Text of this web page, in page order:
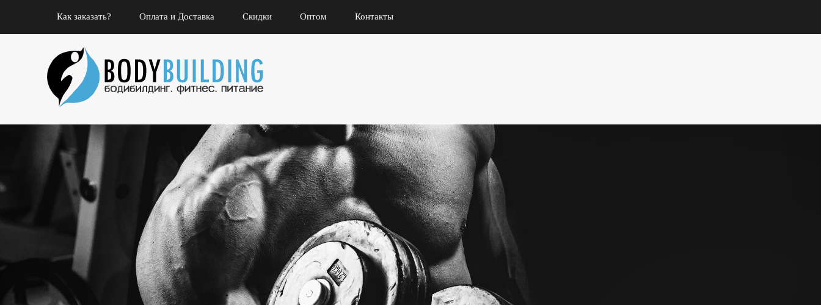
Как заказать? Оплата и Доставка Скидки Оптом Контакты